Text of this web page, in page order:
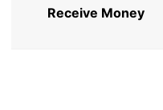
Receive Money